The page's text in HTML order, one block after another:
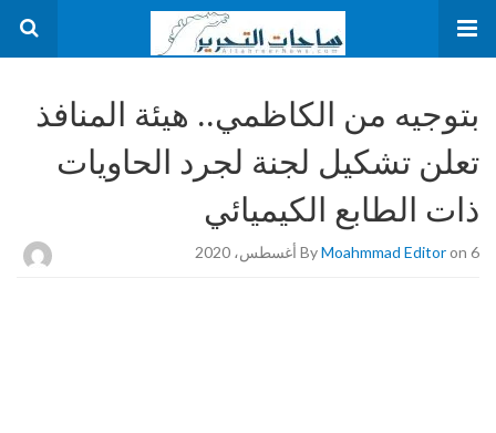
بتوجيه من الكاظمي.. هيئة المنافذ
تعلن تشكيل لجنة لجرد الحاويات
ذات الطابع الكيميائي
ByMoahmmad Editoron 6 أغسطس، 2020